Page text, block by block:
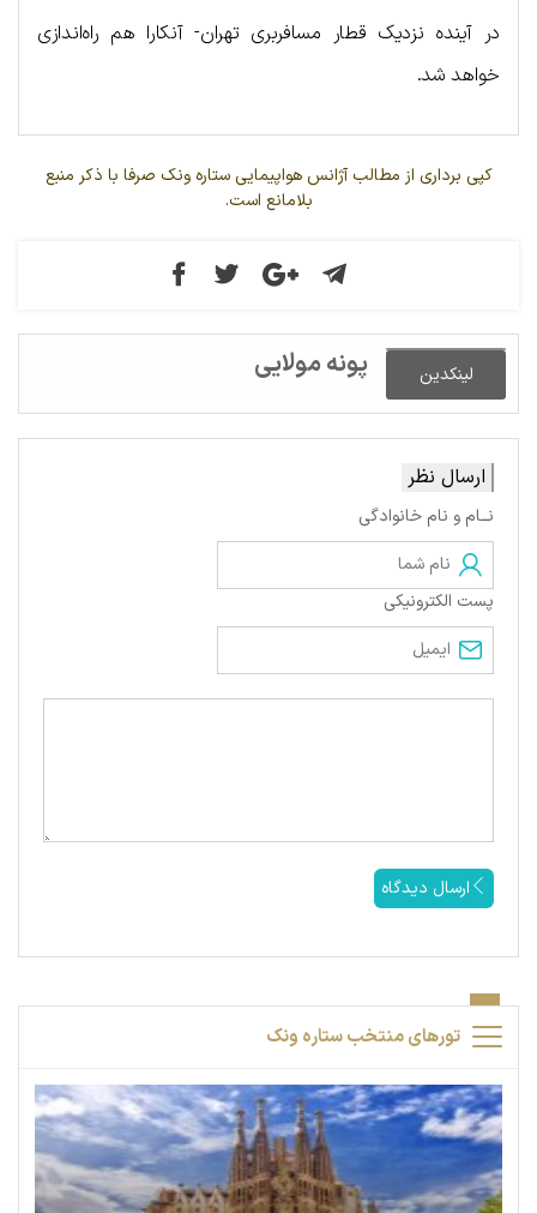
در آینده نزدیک قطار مسافربری تهران- آنکارا هم راه‌اندازی
خواهد شد.
کپی برداری از مطالب آژانس هواپیمایی ستاره ونک صرفا با ذکر منبع
بلامانع است.
لینکدین پونه مولایی
ارسال نظر
نــام و نام خانوادگی
پست الکترونیکی
ارسال دیدگاه
تورهای منتخب ستاره ونک